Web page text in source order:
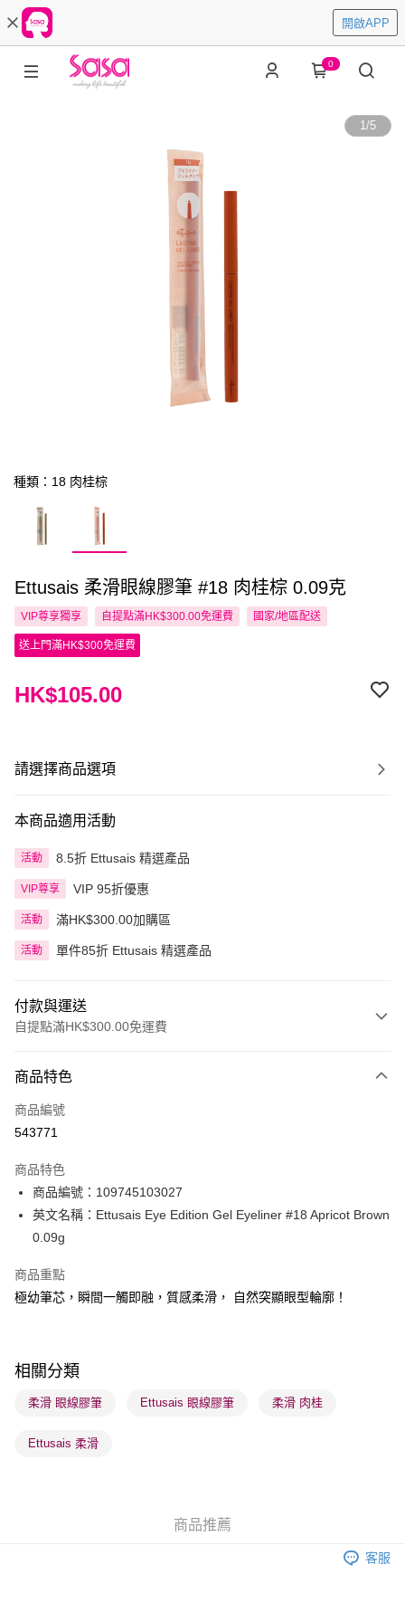
開啟APP
0
1/5
種類：18 肉桂棕
Ettusais 柔滑眼線膠筆 #18 肉桂棕 0.09克
VIP尊享獨享 自提點滿HK$300.00免運費 國家/地區配送
送上門滿HK$300免運費
HK$105.00
請選擇商品選項
本商品適用活動
活動 8.5折 Ettusais 精選產品
VIP尊享 VIP 95折優惠
活動 滿HK$300.00加購區
活動 單件85折 Ettusais 精選產品
付款與運送
自提點滿HK$300.00免運費
信用卡
Apple Pay
PayMe
WeChat Pay
送貨方式
每筆HK$65.00，滿HK$300.00或以上免運費
確認發貨後1-3 工作天送達，訂單將隨機分配至SF順豐速運或京東
(香港門市) 只顯示可選門市。確認發貨後2-5個工作天到店，3天內
商品特色
商品編號
543771
商品特色
商品編號：109745103027
英文名稱：Ettusais Eye Edition Gel Eyeliner #18 Apricot Brown
0.09g
商品重點
極幼筆芯，瞬間一觸即融，質感柔滑， 自然突顯眼型輪廓！
相關分類
柔滑 眼線膠筆 Ettusais 眼線膠筆 柔滑 肉桂
Ettusais 柔滑
商品推薦
客服